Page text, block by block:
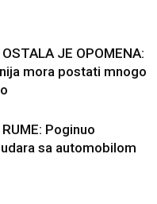
JE OPOMENA:
mora postati mnogo
Poginuo
sa automobilom